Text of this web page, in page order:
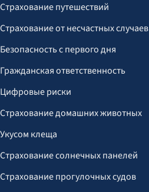
Страхование путешествий
Страхование от несчастных случаев
Безопасность с первого дня
Гражданская ответственность
Цифровые риски
Страхование домашних животных
Укусом клеща
Страхование солнечных панелей
Страхование прогулочных судов